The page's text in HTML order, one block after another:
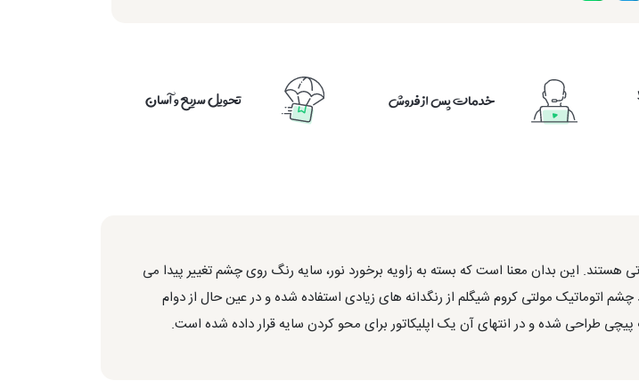
خدمات پس از فروش تحویل سریع و آسان
این بدان معنا است که بسته به زاویه برخورد نور، سایه رنگ روی چشم تغییر پیدا می
مولتی کروم شیگلم از رنگدانه های زیادی استفاده شده و در عین حال از دوام
طراحی شده و در انتهای آن یک اپلیکاتور برای محو کردن سایه قرار داده شده است.